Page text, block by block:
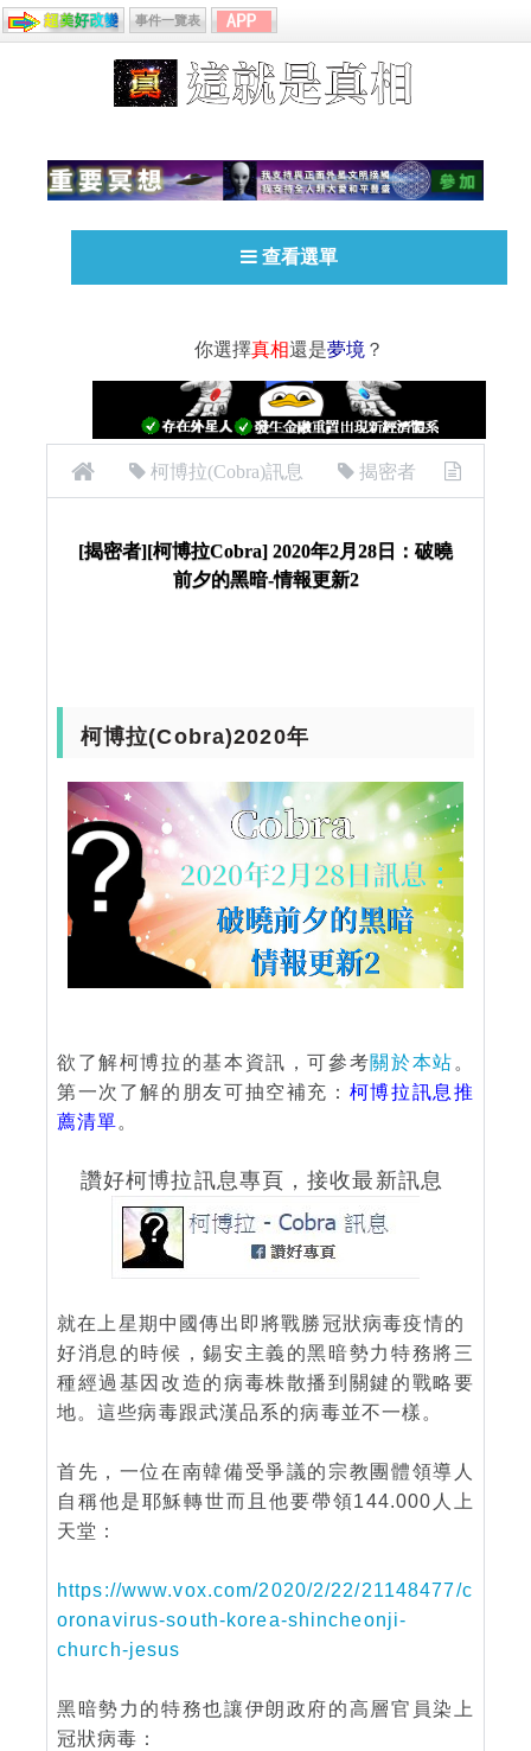
事件一覽表
查看選單
你選擇真相還是夢境 ？
柯博拉(Cobra)訊息 揭密者
黑暗-情報更新2
[揭密者][柯博拉Cobra] 2020年2月28日：破曉
前夕的黑暗-情報更新2
柯博拉(Cobra)2020年
欲了解柯博拉的基本資訊，可參考關於本站 。
第一次了解的朋友可抽空補充： 柯博拉訊息推
薦清單。
讚好柯博拉訊息專頁，接收最新訊息
就在上星期中國傳出即將戰勝冠狀病毒疫情的
好消息的時候，錫安主義的黑暗勢力特務將三
種經過基因改造的病毒株散播到關鍵的戰略要
地。這些病毒跟武漢品系的病毒並不一樣。
首先，一位在南韓備受爭議的宗教團體領導人
自稱他是耶穌轉世而且他要帶領144.000人上
天堂：
https://www.vox.com/2020/2/22/21148477/c
oronavirus-south-korea-shincheonji-
church-jesus
黑暗勢力的特務也讓伊朗政府的高層官員染上
冠狀病毒：